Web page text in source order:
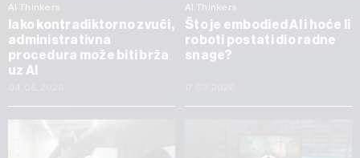
AI Thinkers
Iako kontradiktorno zvuči,
administrativna
procedura može biti brža
uz AI
AI Thinkers
Što je embodied AI i hoće li
roboti postati dio radne
snage?